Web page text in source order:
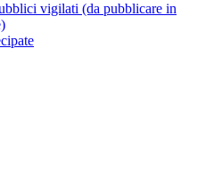
vigilati (da pubblicare in